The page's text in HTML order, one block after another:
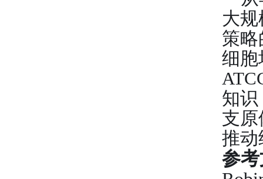
大
策
细胞
知
支
推动
参